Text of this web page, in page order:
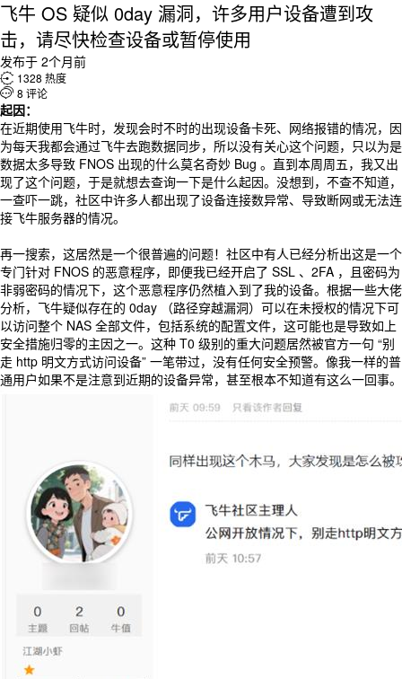
飞牛 OS 疑似 0day 漏洞，许多用户设备遭到攻
击，请尽快检查设备或暂停使用
发布于 2个月前
 1328 热度
 8 评论
起因：
在近期使用飞牛时，发现会时不时的出现设备卡死、网络报错的情况，因
为每天我都会通过飞牛去跑数据同步，所以没有关心这个问题，只以为是
数据太多导致 FNOS 出现的什么莫名奇妙 Bug 。直到本周周五，我又出
现了这个问题，于是就想去查询一下是什么起因。没想到，不查不知道，
一查吓一跳，社区中许多人都出现了设备连接数异常、导致断网或无法连
接飞牛服务器的情况。
再一搜索，这居然是一个很普遍的问题！社区中有人已经分析出这是一个
专门针对 FNOS 的恶意程序，即便我已经开启了 SSL 、2FA ，且密码为
非弱密码的情况下，这个恶意程序仍然植入到了我的设备。根据一些大佬
分析，飞牛疑似存在的 0day （路径穿越漏洞）可以在未授权的情况下可
以访问整个 NAS 全部文件，包括系统的配置文件，这可能也是导致如上
安全措施归零的主因之一。这种 T0 级别的重大问题居然被官方一句 “别
走 http 明文方式访问设备” 一笔带过，没有任何安全预警。像我一样的普
通用户如果不是注意到近期的设备异常，甚至根本不知道有这么一回事。